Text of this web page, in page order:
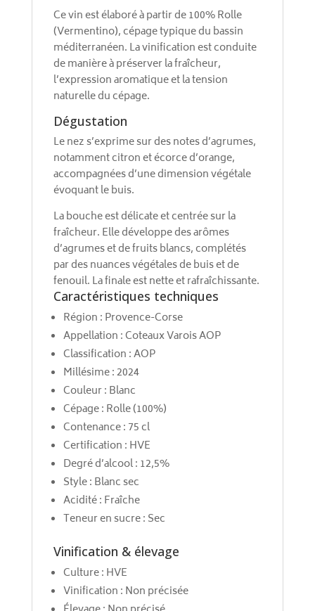
Ce vin est élaboré à partir de 100% Rolle
(Vermentino), cépage typique du bassin
méditerranéen. La vinification est conduite
de manière à préserver la fraîcheur,
l’expression aromatique et la tension
naturelle du cépage.
Dégustation
Le nez s’exprime sur des notes d’agrumes,
notamment citron et écorce d’orange,
accompagnées d’une dimension végétale
évoquant le buis.
La bouche est délicate et centrée sur la
fraîcheur. Elle développe des arômes
d’agrumes et de fruits blancs, complétés
par des nuances végétales de buis et de
fenouil. La finale est nette et rafraîchissante.
Caractéristiques techniques
Région : Provence-Corse
Appellation : Coteaux Varois AOP
Classification : AOP
Millésime : 2024
Couleur : Blanc
Cépage : Rolle (100%)
Contenance : 75 cl
Certification : HVE
Degré d’alcool : 12,5%
Style : Blanc sec
Acidité : Fraîche
Teneur en sucre : Sec
Vinification & élevage
Culture : HVE
Vinification : Non précisée